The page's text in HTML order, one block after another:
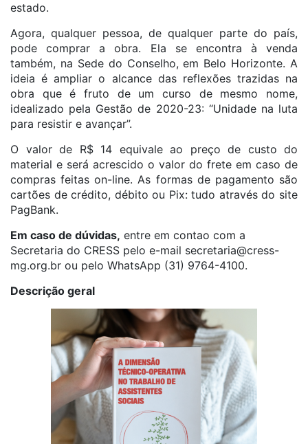
estado.
Agora, qualquer pessoa, de qualquer parte do país,
pode comprar a obra. Ela se encontra à venda
também, na Sede do Conselho, em Belo Horizonte. A
ideia é ampliar o alcance das reflexões trazidas na
obra que é fruto de um curso de mesmo nome,
idealizado pela Gestão de 2020-23: “Unidade na luta
para resistir e avançar”.
O valor de R$ 14 equivale ao preço de custo do
material e será acrescido o valor do frete em caso de
compras feitas on-line. As formas de pagamento são
cartões de crédito, débito ou Pix: tudo através do site
PagBank.
Em caso de dúvidas, entre em contao com a
Secretaria do CRESS pelo e-mail secretaria@cress-
mg.org.br ou pelo WhatsApp (31) 9764-4100.
Descrição geral